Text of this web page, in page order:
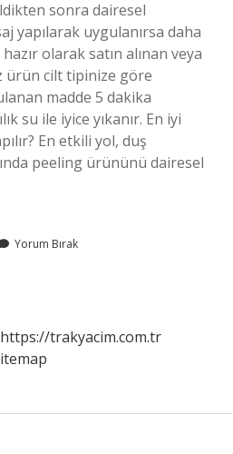
sonra dairesel
yapılarak uygulanırsa daha
olarak satın alınan veya
ürün cilt tipinize göre
madde 5 dakika
su ile iyice yıkanır. En iyi
En etkili yol, duş
peeling ürününü dairesel
Yorum Bırak
https://trakyacim.com.tr